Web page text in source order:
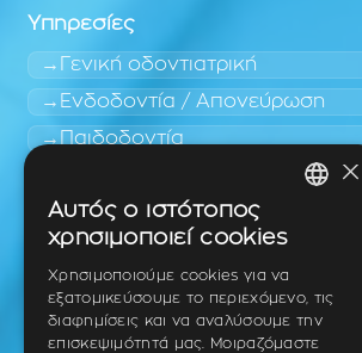
Υπηρεσίες
Γενική οδοντιατρική
Ενδοδοντία / Απονεύρωση
Παιδοδοντία
Πυλαία
Τριάδι
Νέο Ρύσιο
Επανομή
×
Αυτός ο ιστότοπος
χρησιμοποιεί cookies
Χρησιμοποιούμε cookies για να
εξατομικεύσουμε το περιεχόμενο, τις
διαφημίσεις και να αναλύσουμε την
επισκεψιμότητά μας. Μοιραζόμαστε